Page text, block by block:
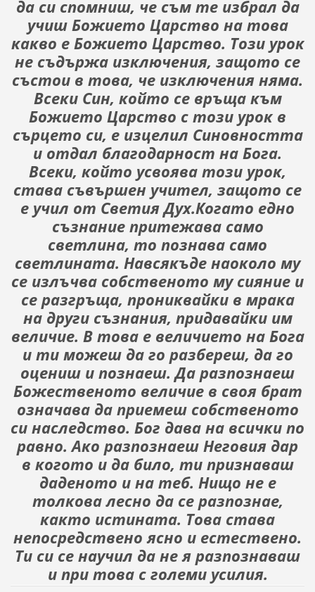
да си спомниш, че съм те избрал да
учиш Божието Царство на това
какво е Божието Царство. Този урок
не съдържа изключения, защото се
състои в това, че изключения няма.
Всеки Син, който се връща към
Божието Царство с този урок в
сърцето си, е изцелил Синовността
и отдал благодар­ност на Бога.
Всеки, който усвоява този урок,
става съвършен учител, защото се
е учил от Светия Дух.Когато едно
съзнание притежава само
светлина, то познава само
светлината. Навсякъде наоколо му
се излъчва собственото му сияние и
се разгръща, прониквайки в мрака
на други съзнания, придавайки им
величие. В това е величието на Бога
и ти можеш да го разбереш, да го
оцениш и познаеш. Да разпознаеш
Божественото величие в своя брат
означава да приемеш собственото
си наследство. Бог дава на всички по
равно. Ако разпознаеш Неговия дар
в когото и да било, ти признаваш
даденото и на теб. Нищо не е
толкова лесно да се разпознае,
както истината. Това става
непосредствено ясно и естествено.
Ти си се научил да не я разпознаваш
и при това с големи усилия.